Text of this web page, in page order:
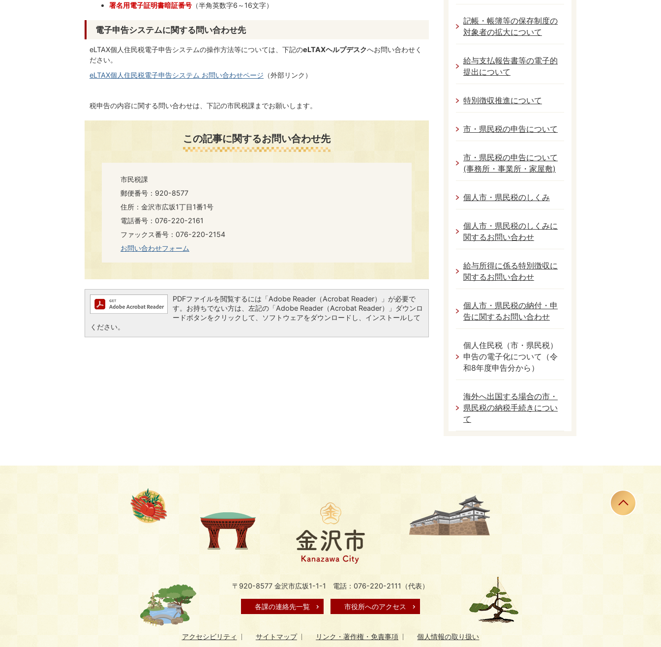
署名用電子証明書暗証番号 （半角英数字6～16文字）
電子申告システムに関する問い合わせ先
eLTAX個人住民税電子申告システムの操作方法等については、下記のeLTAXヘルプデスクへお問い合わせく
ださい。
eLTAX個人住民税電子申告システム お問い合わせページ （外部リンク）
税申告の内容に関する問い合わせは、下記の市民税課までお願いします。
この記事に関するお問い合わせ先
市民税課
郵便番号：920-8577
住所：金沢市広坂1丁目1番1号
電話番号：076-220-2161
ファックス番号：076-220-2154
お問い合わせフォーム
PDFファイルを閲覧するには「Adobe Reader（Acrobat Reader）」が必要で
す。お持ちでない方は、左記の「Adobe Reader（Acrobat Reader）」ダウンロ
ードボタンをクリックして、ソフトウェアをダウンロードし、インストールして
ください。
記帳・帳簿等の保存制度の
対象者の拡大について
給与支払報告書等の電子的
提出について
特別徴収推進について
市・県民税の申告について
市・県民税の申告について
(事務所・事業所・家屋敷)
個人市・県民税のしくみ
個人市・県民税のしくみに
関するお問い合わせ
給与所得に係る特別徴収に
関するお問い合わせ
個人市・県民税の納付・申
告に関するお問い合わせ
個人住民税（市・県民税）
申告の電子化について（令
和8年度申告分から）
海外へ出国する場合の市・
県民税の納税手続きについ
て
〒920-8577 金沢市広坂1-1-1 電話：076-220-2111（代表）
各課の連絡先一覧 市役所へのアクセス
アクセシビリティ サイトマップ リンク・著作権・免責事項 個人情報の取り扱い